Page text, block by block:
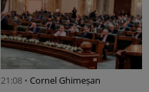
21:08 • Cornel Ghimeșan